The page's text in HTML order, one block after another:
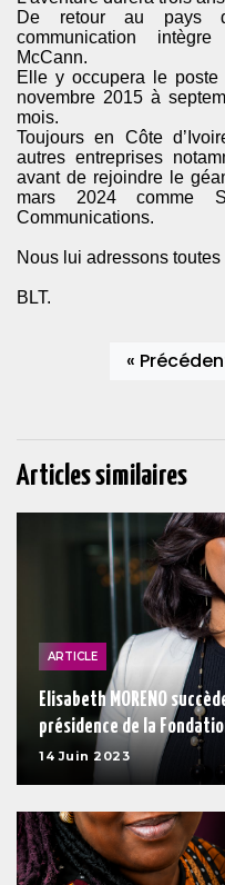
De retour au pays
communication
McCann.
Elle y occupera le
novembre 2015 à
mois.
Toujours en Côte
autres entreprises
avant de rejoindre le
mars 2024 comme
Communications.
Nous lui adressons
BLT.
«
Articles similaires
ARTICLE
Elisabeth MORENO
présidence de la
14 Juin 2023